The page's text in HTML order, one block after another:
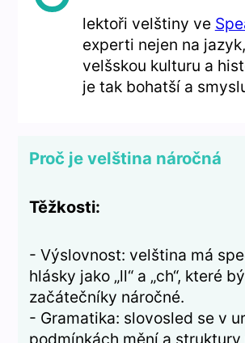
lektoři velštiny ve
experti nejen na
velšskou kulturu a
je tak bohatší a
Proč je velština náročná
Těžkosti:
- Výslovnost: velština má
hlásky jako „ll“ a „ch“, které
začátečníky náročné.
- Gramatika: slovosled se v
podmínkách mění a struktury